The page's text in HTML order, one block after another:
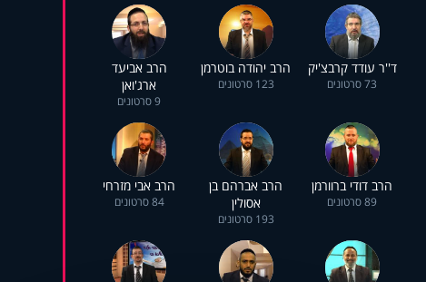
ד''ר עודד קרבצ'יק
73 סרטונים
הרב יהודה בוטרמן
123 סרטונים
הרב אביעד
ארג'ואן
9 סרטונים
הרב דודי ברוורמן
89 סרטונים
הרב אברהם בן
אסולין
193 סרטונים
הרב אבי מזרחי
84 סרטונים